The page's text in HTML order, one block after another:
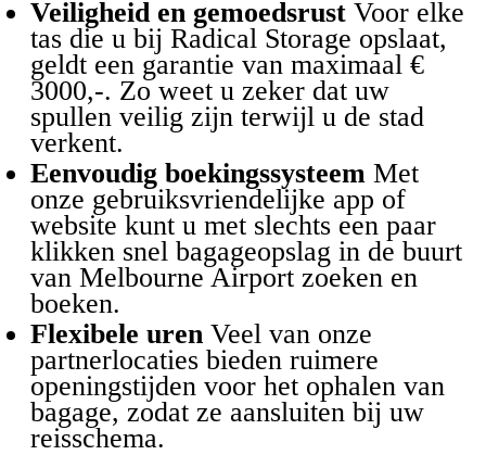
Veiligheid en gemoedsrust Voor elke
tas die u bij Radical Storage opslaat,
geldt een garantie van maximaal €
3000,-. Zo weet u zeker dat uw
spullen veilig zijn terwijl u de stad
verkent.
Eenvoudig boekingssysteem Met
onze gebruiksvriendelijke app of
website kunt u met slechts een paar
klikken snel bagageopslag in de buurt
van Melbourne Airport zoeken en
boeken.
Flexibele uren Veel van onze
partnerlocaties bieden ruimere
openingstijden voor het ophalen van
bagage, zodat ze aansluiten bij uw
reisschema.